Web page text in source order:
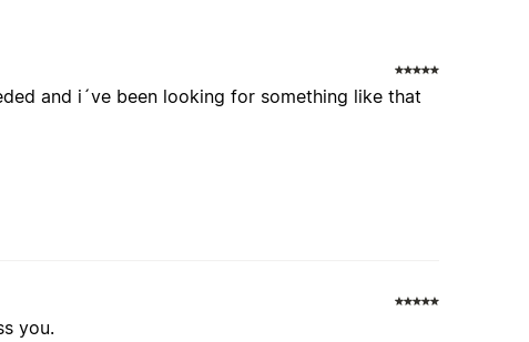
and i´ve been looking for something like that
you.